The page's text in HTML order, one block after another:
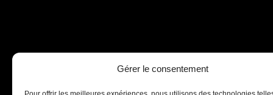
Gérer le consentement